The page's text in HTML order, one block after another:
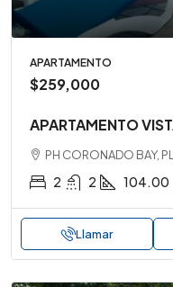
APARTAMENTO
$259,000
APARTAMENTO
PH CORONADO BAY,
2 2 104.00
Llamar